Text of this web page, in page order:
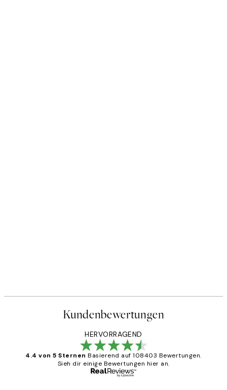
Kundenbewertungen
HERVORRAGEND
4.4 von 5 Sternen Basierend auf 108403 Bewertungen.
Sieh dir einige Bewertungen hier an.